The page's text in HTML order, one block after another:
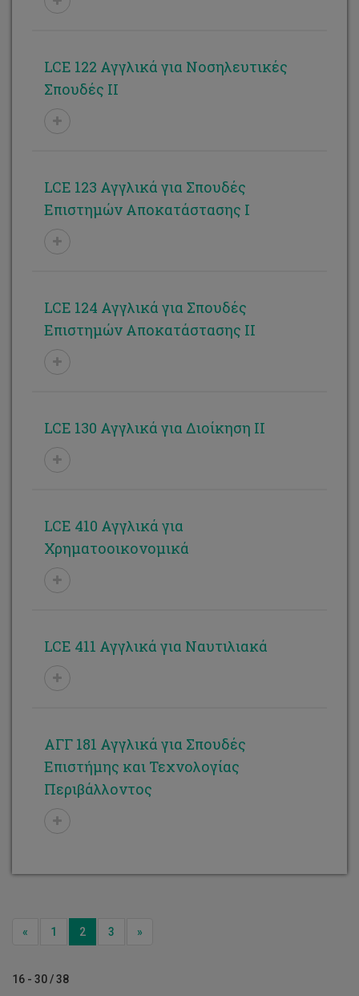
LCE 122 Αγγλικά για Νοσηλευτικές
Σπουδές II
LCE 123 Αγγλικά για Σπουδές
Επιστημών Αποκατάστασης I
LCE 124 Αγγλικά για Σπουδές
Επιστημών Αποκατάστασης II
LCE 130 Αγγλικά για Διοίκηση ΙI
LCE 410 Αγγλικά για
Χρηματοοικονομικά
LCE 411 Αγγλικά για Nαυτιλιακά
ΑΓΓ 181 Αγγλικά για Σπουδές
Επιστήμης και Τεχνολογίας
Περιβάλλοντος
« Previous
1 2 3 »
16 - 30 / 38